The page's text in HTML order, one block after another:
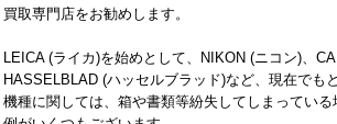
買取専門店をお勧めします。
LEICA (ライカ)を始めとして、NIKON (ニコン)、
HASSELBLAD (ハッセルブラッド)など、現在でも
機種に関しては、箱や書類等紛失してしまってい